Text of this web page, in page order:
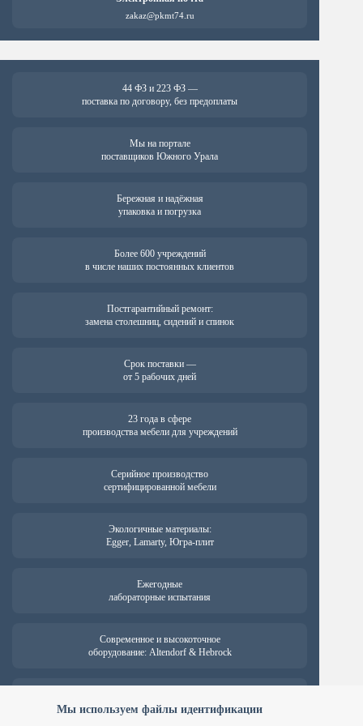
Мы используем файлы идентификации
zakaz@pkmt74.ru
44 ФЗ и 223 ФЗ —
поставка по договору, без предоплаты
Мы на портале
поставщиков Южного Урала
Бережная и надёжная
упаковка и погрузка
Более 600 учреждений
в числе наших постоянных клиентов
Постгарантийный ремонт:
замена столешниц, сидений и спинок
Срок поставки —
от 5 рабочих дней
23 года в сфере
производства мебели для учреждений
Серийное производство
сертифицированной мебели
Экологичные материалы:
Egger, Lamarty, Югра-плит
Ежегодные
лабораторные испытания
Современное и высокоточное
оборудование: Altendorf & Hebrock
от 18 месяцев